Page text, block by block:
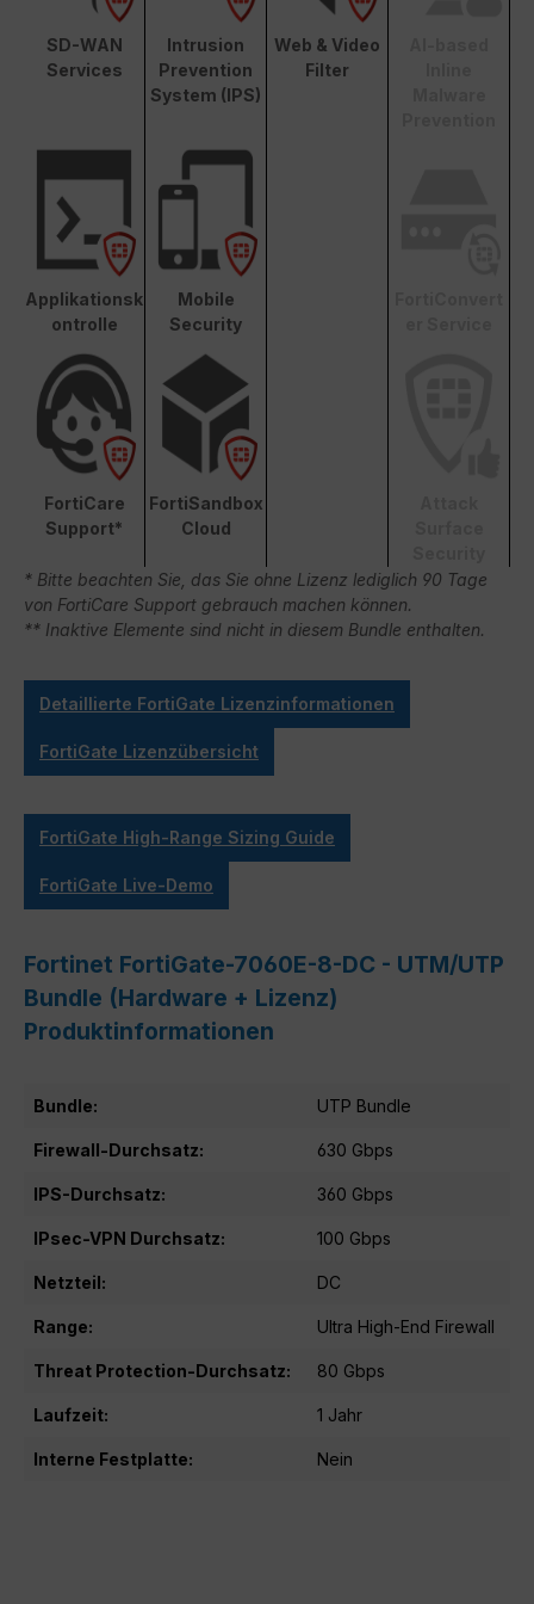
SD-WAN
Services
Intrusion
Prevention
System (IPS)
Web & Video
Filter
Applikationsk
ontrolle
Mobile
Security
FortiCare
Support*
FortiSandbox
Cloud
* Bitte beachten Sie, das Sie ohne Lizenz lediglich 90 Tage
von FortiCare Support gebrauch machen können.
** Inaktive Elemente sind nicht in diesem Bundle enthalten.
Detaillierte FortiGate Lizenzinformationen
FortiGate Lizenzübersicht
FortiGate High-Range Sizing Guide
FortiGate Live-Demo
Fortinet FortiGate-7060E-8-DC - UTM/UTP
Bundle (Hardware + Lizenz)
Produktinformationen
Bundle: UTP Bundle
Firewall-Durchsatz: 630 Gbps
IPS-Durchsatz: 360 Gbps
IPsec-VPN Durchsatz: 100 Gbps
Netzteil: DC
Range: Ultra High-End Firewall
Threat Protection-Durchsatz: 80 Gbps
Laufzeit: 1 Jahr
Interne Festplatte: Nein